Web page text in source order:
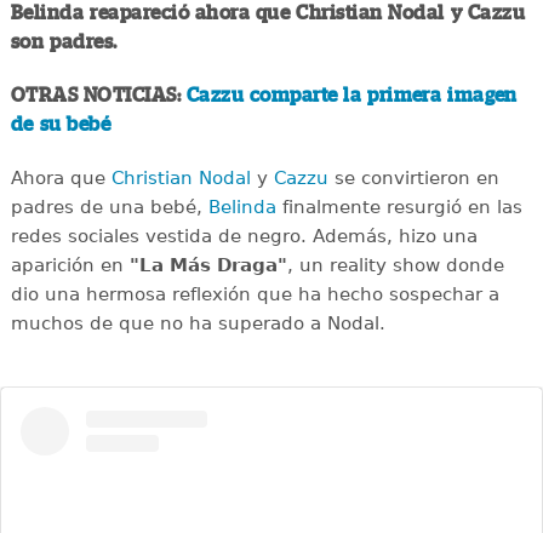
Belinda reapareció ahora que Christian Nodal y Cazzu
son padres.
OTRAS NOTICIAS:Cazzu comparte la primera imagen
de su bebé
Ahora que Christian Nodal y Cazzu se convirtieron en
padres de una bebé, Belinda finalmente resurgió en las
redes sociales vestida de negro. Además, hizo una
aparición en "La Más Draga", un reality show donde
dio una hermosa reflexión que ha hecho sospechar a
muchos de que no ha superado a Nodal.